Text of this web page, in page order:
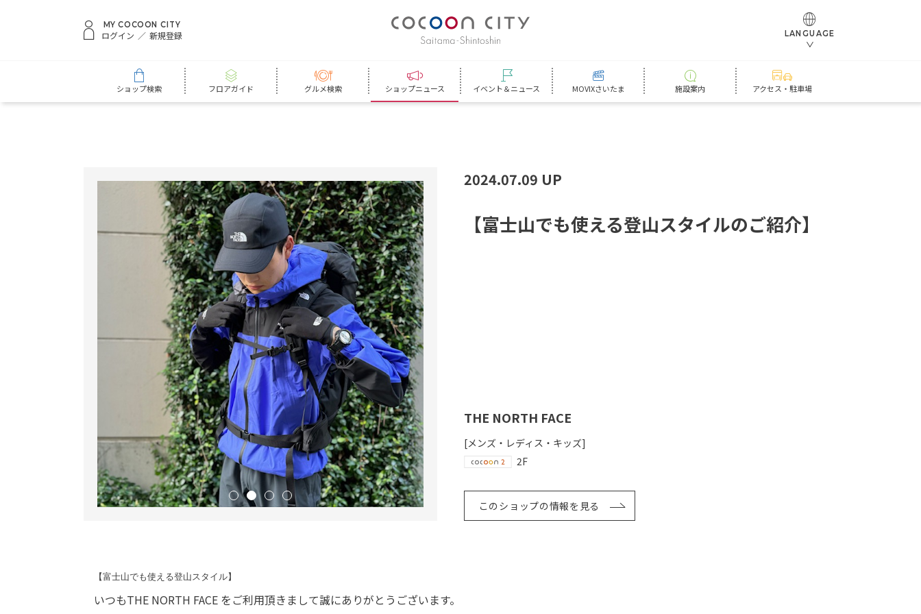
MY COCOON CITY
ログイン 新規登録 LANGUAGE
ショップ検索 フロアガイド グルメ検索 ショップニュース イベント＆ニュース MOVIXさいたま 施設案内 アクセス・駐車場
2024.07.09 UP
【富士山でも使える登山スタイルのご紹介】
THE NORTH FACE
[メンズ・レディス・キッズ]
2F
このショップの情報を見る
【富士山でも使える登山スタイル】
いつもTHE NORTH FACE をご利用頂きまして誠にありがとうございます。